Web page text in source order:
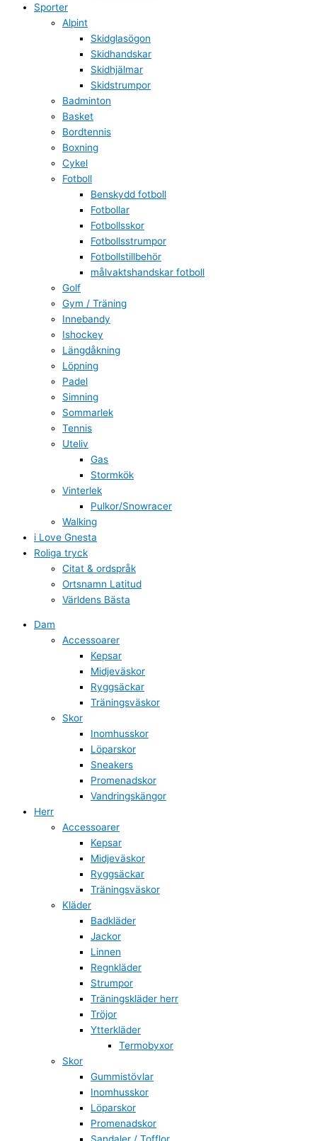
Sporter
Alpint
Skidglasögon
Skidhandskar
Skidhjälmar
Skidstrumpor
Badminton
Basket
Bordtennis
Boxning
Cykel
Fotboll
Benskydd fotboll
Fotbollar
Fotbollsskor
Fotbollsstrumpor
Fotbollstillbehör
målvaktshandskar fotboll
Golf
Gym / Träning
Innebandy
Ishockey
Längdåkning
Löpning
Padel
Simning
Sommarlek
Tennis
Uteliv
Gas
Stormkök
Vinterlek
Pulkor/Snowracer
Walking
i Love Gnesta
Roliga tryck
Citat & ordspråk
Ortsnamn Latitud
Världens Bästa
Dam
Accessoarer
Kepsar
Midjeväskor
Ryggsäckar
Träningsväskor
Skor
Inomhusskor
Löparskor
Sneakers
Promenadskor
Vandringskängor
Herr
Accessoarer
Kepsar
Midjeväskor
Ryggsäckar
Träningsväskor
Kläder
Badkläder
Jackor
Linnen
Regnkläder
Strumpor
Träningskläder herr
Tröjor
Ytterkläder
Termobyxor
Skor
Gummistövlar
Inomhusskor
Löparskor
Promenadskor